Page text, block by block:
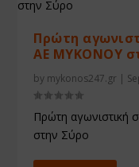
Πρώτη
ΑΕ ΜΥΚΟΝΟΥ
by mykonos247.gr |
Πρώτη
στην Σύρο